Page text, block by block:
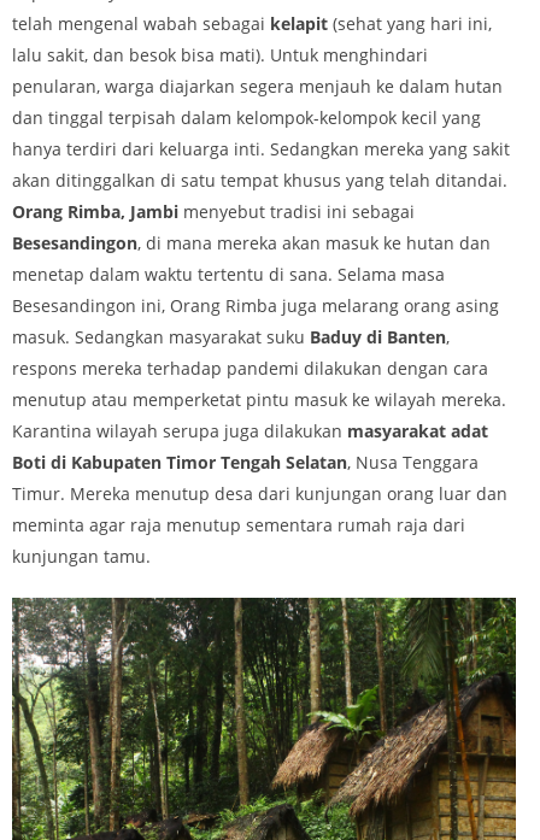
telah mengenal wabah sebagai kelapit (sehat yang hari ini,
lalu sakit, dan besok bisa mati). Untuk menghindari
penularan, warga diajarkan segera menjauh ke dalam hutan
dan tinggal terpisah dalam kelompok-kelompok kecil yang
hanya terdiri dari keluarga inti. Sedangkan mereka yang sakit
akan ditinggalkan di satu tempat khusus yang telah ditandai.
Orang Rimba, Jambi menyebut tradisi ini sebagai
Besesandingon, di mana mereka akan masuk ke hutan dan
menetap dalam waktu tertentu di sana. Selama masa
Besesandingon ini, Orang Rimba juga melarang orang asing
masuk. Sedangkan masyarakat suku Baduy di Banten,
respons mereka terhadap pandemi dilakukan dengan cara
menutup atau memperketat pintu masuk ke wilayah mereka.
Karantina wilayah serupa juga dilakukan masyarakat adat
Boti di Kabupaten Timor Tengah Selatan, Nusa Tenggara
Timur. Mereka menutup desa dari kunjungan orang luar dan
meminta agar raja menutup sementara rumah raja dari
kunjungan tamu.